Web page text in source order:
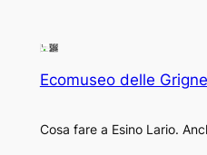
Ecomuseo delle Grigne
Cosa fare a Esino Lario.